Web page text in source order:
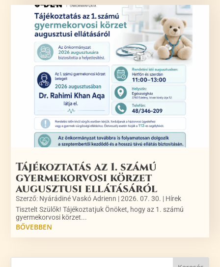
Tájékoztatás az 1. számú
gyermekorvosi körzet
augusztusi ellátásáról
Szerző: Nyárádiné Vaskó Adrienn |2026. 07. 30. | Hírek
Tisztelt Szülők! Tájékoztatjuk Önöket, hogy az 1. számú
gyermekorvosi körzet...
BŐVEBBEN